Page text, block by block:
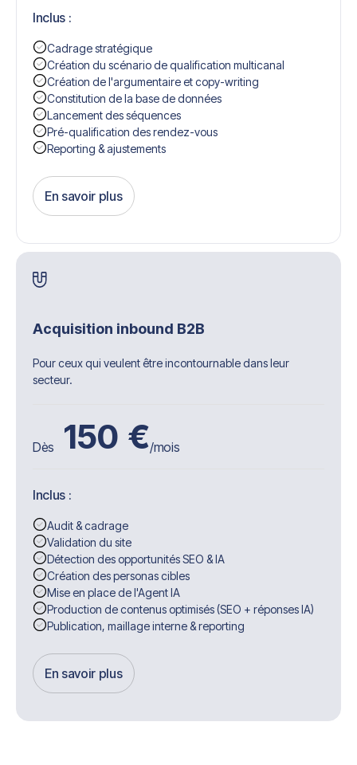
Inclus :
Cadrage stratégique
Création du scénario de qualification multicanal
Création de l'argumentaire et copy-writing
Constitution de la base de données
Lancement des séquences
Pré-qualification des rendez-vous
Reporting & ajustements
En savoir plus
Get Started
Acquisition inbound B2B
Pour ceux qui veulent être incontournable dans leur
secteur.
Dès 150 €/mois
Inclus :
Audit & cadrage
Validation du site
Détection des opportunités SEO & IA
Création des personas cibles
Mise en place de l'Agent IA
Production de contenus optimisés (SEO + réponses IA)
Publication, maillage interne & reporting
En savoir plus
Get Started